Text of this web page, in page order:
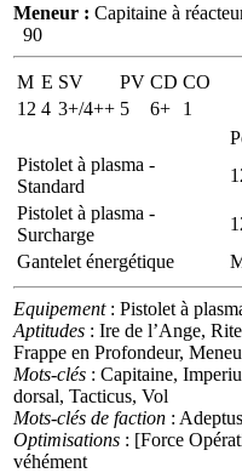
Meneur : Capitaine à
90
M E SV PV CD CO
12 4 3+/4++ 5 6+
1
Pistolet à plasma -
Standard
Pistolet à plasma -
Surcharge
Gantelet énergétique
Equipement: Pistolet à
Aptitudes : Ire de l’Ange,
Frappe en Profondeur,
Mots-clés : Capitaine,
dorsal, Tacticus, Vol
Mots-clés de faction :
Optimisations : [Force
véhément